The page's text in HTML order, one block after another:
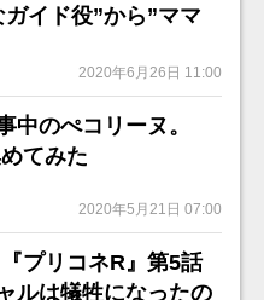
イド役”から”ママ
2020年6月26日 11:00
中のぺコリーヌ。
てみた
2020年5月21日 07:00
プリコネR』第5話
ルは犠牲になったの